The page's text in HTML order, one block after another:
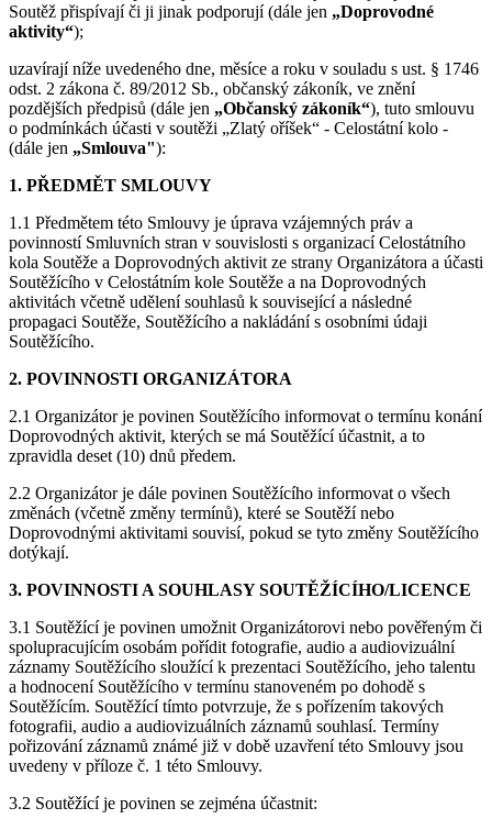
Soutěž přispívají či ji jinak podporují (dále jen „Doprovodné
aktivity“);
uzavírají níže uvedeného dne, měsíce a roku v souladu s ust. § 1746
odst. 2 zákona č. 89/2012 Sb., občanský zákoník, ve znění
pozdějších předpisů (dále jen „Občanský zákoník“), tuto smlouvu
o podmínkách účasti v soutěži „Zlatý oříšek“ - Celostátní kolo -
(dále jen „Smlouva"):
1. PŘEDMĚT SMLOUVY
1.1 Předmětem této Smlouvy je úprava vzájemných práv a
povinností Smluvních stran v souvislosti s organizací Celostátního
kola Soutěže a Doprovodných aktivit ze strany Organizátora a účasti
Soutěžícího v Celostátním kole Soutěže a na Doprovodných
aktivitách včetně udělení souhlasů k související a následné
propagaci Soutěže, Soutěžícího a nakládání s osobními údaji
Soutěžícího.
2. POVINNOSTI ORGANIZÁTORA
2.1 Organizátor je povinen Soutěžícího informovat o termínu konání
Doprovodných aktivit, kterých se má Soutěžící účastnit, a to
zpravidla deset (10) dnů předem.
2.2 Organizátor je dále povinen Soutěžícího informovat o všech
změnách (včetně změny termínů), které se Soutěží nebo
Doprovodnými aktivitami souvisí, pokud se tyto změny Soutěžícího
dotýkají.
3. POVINNOSTI A SOUHLASY SOUTĚŽÍCÍHO/LICENCE
3.1 Soutěžící je povinen umožnit Organizátorovi nebo pověřeným či
spolupracujícím osobám pořídit fotografie, audio a audiovizuální
záznamy Soutěžícího sloužící k prezentaci Soutěžícího, jeho talentu
a hodnocení Soutěžícího v termínu stanoveném po dohodě s
Soutěžícím. Soutěžící tímto potvrzuje, že s pořízením takových
fotografii, audio a audiovizuálních záznamů souhlasí. Termíny
pořizování záznamů známé již v době uzavření této Smlouvy jsou
uvedeny v příloze č. 1 této Smlouvy.
3.2 Soutěžící je povinen se zejména účastnit: